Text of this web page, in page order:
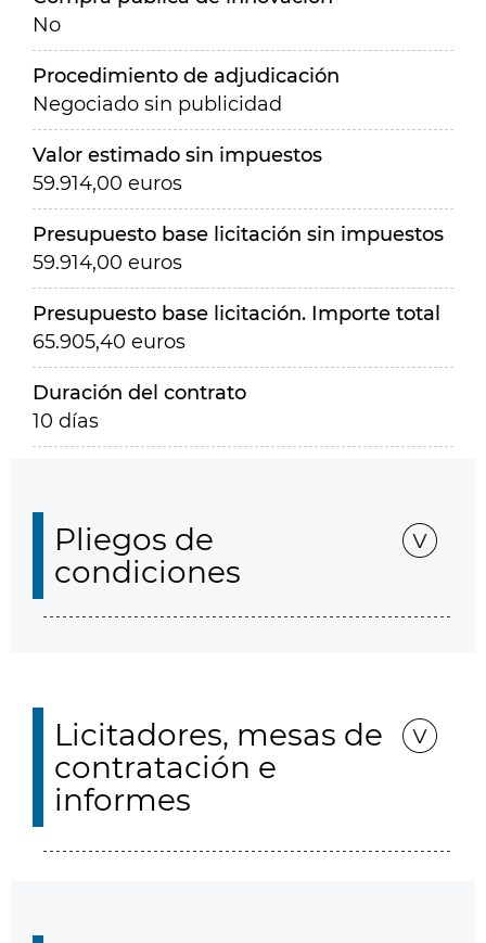
No
Procedimiento de adjudicación
Negociado sin publicidad
Valor estimado sin impuestos
59.914,00 euros
Presupuesto base licitación sin impuestos
59.914,00 euros
Presupuesto base licitación. Importe total
65.905,40 euros
Duración del contrato
10 días
Pliegos de
condiciones
Licitadores, mesas de
contratación e
informes